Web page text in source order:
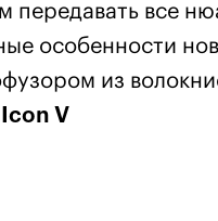
передавать все
особенности
из
V